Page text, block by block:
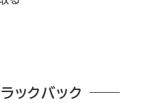
ックバック